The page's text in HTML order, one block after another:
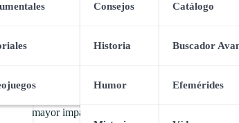
Consejos
Historia
Humor
Catálogo
Buscador
Efemérides
Fútbol
con mayor impacto a nivel mundial. En esta